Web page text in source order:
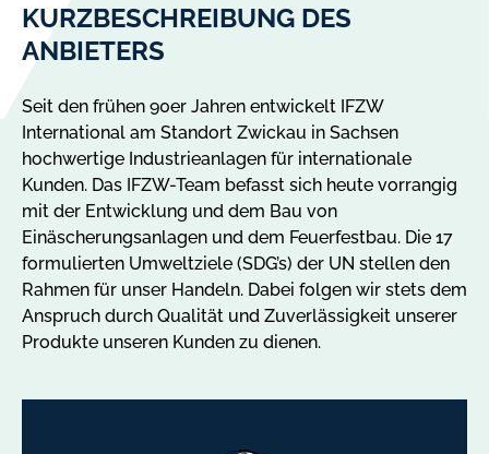
KURZBESCHREIBUNG DES
ANBIETERS
Seit den frühen 90er Jahren entwickelt IFZW
International am Standort Zwickau in Sachsen
hochwertige Industrieanlagen für internationale
Kunden. Das IFZW-Team befasst sich heute vorrangig
mit der Entwicklung und dem Bau von
Einäscherungsanlagen und dem Feuerfestbau. Die 17
formulierten Umweltziele (SDG’s) der UN stellen den
Rahmen für unser Handeln. Dabei folgen wir stets dem
Anspruch durch Qualität und Zuverlässigkeit unserer
Produkte unseren Kunden zu dienen.